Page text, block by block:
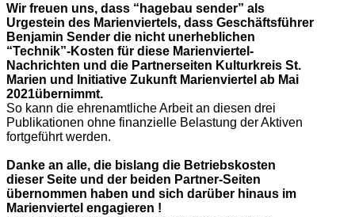
Wir freuen uns, dass “hagebau sender” als
Urgestein des Marienviertels, dass Geschäftsführer
Benjamin Sender die nicht unerheblichen
“Technik”-Kosten für diese Marienviertel-
Nachrichten und die Partnerseiten Kulturkreis St.
Marien und Initiative Zukunft Marienviertel ab Mai
2021übernimmt.
So kann die ehrenamtliche Arbeit an diesen drei
Publikationen ohne finanzielle Belastung der Aktiven
fortgeführt werden.
Danke an alle, die bislang die Betriebskosten
dieser Seite und der beiden Partner-Seiten
übernommen haben und sich darüber hinaus im
Marienviertel engagieren !